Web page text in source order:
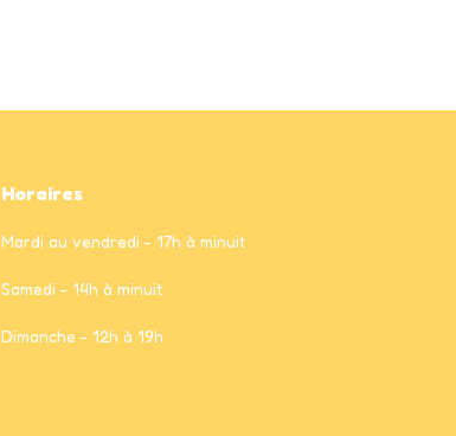
Horaires
Mardi au vendredi - 17h à minuit
Samedi - 14h à minuit
Dimanche - 12h à 19h